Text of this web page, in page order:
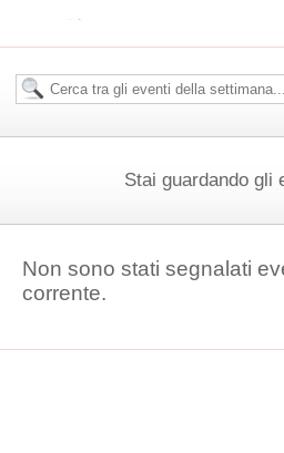
Stai guardando gli
Non sono stati segnalati
corrente.